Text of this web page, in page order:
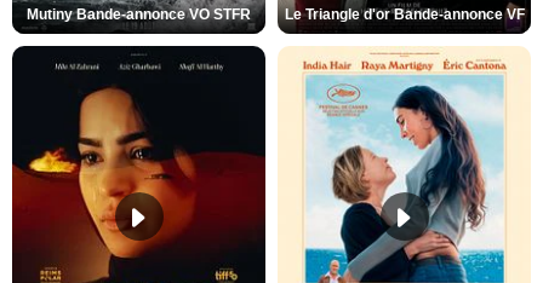
Mutiny Bande-annonce VO STFR Le Triangle d'or Bande-annonce VF